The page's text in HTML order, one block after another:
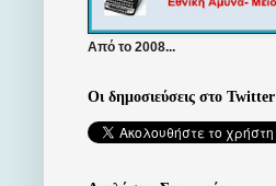
Από το 2008...
Οι δημοσιεύσεις στο Twitter